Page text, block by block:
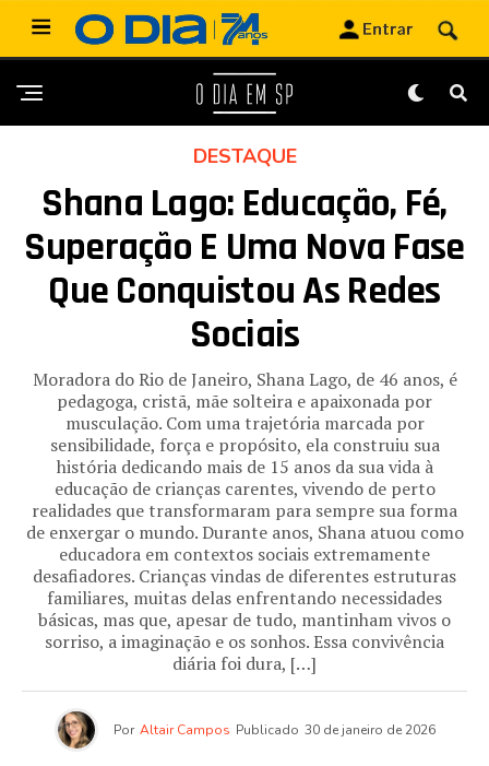
DESTAQUE
Shana Lago: Educação, Fé,
Superação E Uma Nova Fase
Que Conquistou As Redes
Sociais
Moradora do Rio de Janeiro, Shana Lago, de 46 anos, é
pedagoga, cristã, mãe solteira e apaixonada por
musculação. Com uma trajetória marcada por
sensibilidade, força e propósito, ela construiu sua
história dedicando mais de 15 anos da sua vida à
educação de crianças carentes, vivendo de perto
realidades que transformaram para sempre sua forma
de enxergar o mundo. Durante anos, Shana atuou como
educadora em contextos sociais extremamente
desafiadores. Crianças vindas de diferentes estruturas
familiares, muitas delas enfrentando necessidades
básicas, mas que, apesar de tudo, mantinham vivos o
sorriso, a imaginação e os sonhos. Essa convivência
diária foi dura, […]
Por Altair Campos Publicado 30 de janeiro de 2026